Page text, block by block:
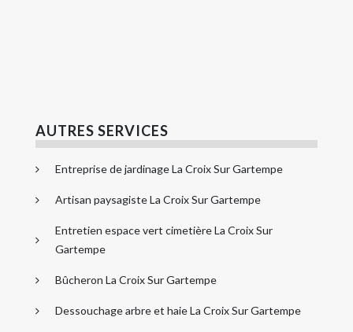
AUTRES SERVICES
Entreprise de jardinage La Croix Sur Gartempe
Artisan paysagiste La Croix Sur Gartempe
Entretien espace vert cimetière La Croix Sur
Gartempe
Bûcheron La Croix Sur Gartempe
Dessouchage arbre et haie La Croix Sur Gartempe